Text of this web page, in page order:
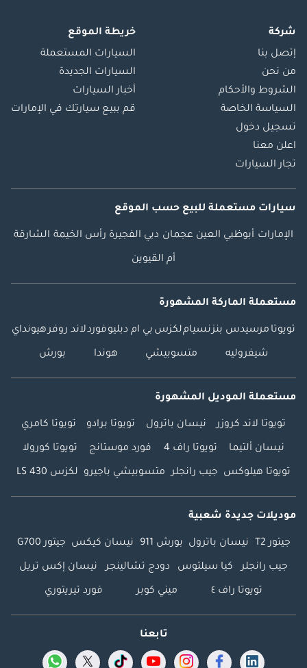
شركة
إتصل بنا
من نحن
الشروط والأحكام
السياسة الخاصة
تسجيل دخول
اعلن معنا
تجار السيارات
خريطة الموقع
السيارات المستعملة
السيارات الجديدة
أخبار السيارات
قم ببيع سيارتك في الإمارات
سيارات مستعملة للبيع حسب الموقع
الإمارات أبوظبي العين عجمان دبي الفجيرة رأس الخيمة الشارقة
أم القيوين
مستعملة الماركة المشهورة
تويوتا مرسيدس بنزنسياملكزس بي ام دبليوفوردلاند روفرهيونداي
شيفروليه متسوبيشي هوندا بورش
مستعملة الموديل المشهورة
تويوتا لاند كروزر نيسان باترول تويوتا برادو تويوتا كامري
نيسان ألتيما تويوتا راف 4 فورد موستانج تويوتا كورولا
تويوتا هيلوكس جيب رانجلر متسوبيشي باجيرو لكزس LS 430
موديلات جديدة شعبية
جيتور T2 نيسان باترول بورش 911 نيسان كيكس جيتور G700
جيب رانجلر كيا سيلتوس دودج تشالينجر نيسان إكس تريل
تويوتا راف ٤ ميني كوبر فورد تيريتوري
تابعنا